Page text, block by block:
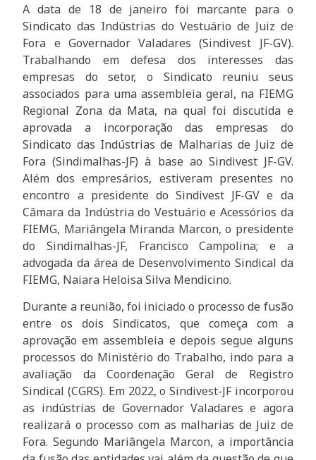
A data de 18 de janeiro foi marcante para o
Sindicato das Indústrias do Vestuário de Juiz de
Fora e Governador Valadares (Sindivest JF-GV).
Trabalhando em defesa dos interesses das
empresas do setor, o Sindicato reuniu seus
associados para uma assembleia geral, na FIEMG
Regional Zona da Mata, na qual foi discutida e
aprovada a incorporação das empresas do
Sindicato das Indústrias de Malharias de Juiz de
Fora (Sindimalhas-JF) à base ao Sindivest JF-GV.
Além dos empresários, estiveram presentes no
encontro a presidente do Sindivest JF-GV e da
Câmara da Indústria do Vestuário e Acessórios da
FIEMG, Mariângela Miranda Marcon, o presidente
do Sindimalhas-JF, Francisco Campolina; e a
advogada da área de Desenvolvimento Sindical da
FIEMG, Naiara Heloisa Silva Mendicino.
Durante a reunião, foi iniciado o processo de fusão
entre os dois Sindicatos, que começa com a
aprovação em assembleia e depois segue alguns
processos do Ministério do Trabalho, indo para a
avaliação da Coordenação Geral de Registro
Sindical (CGRS). Em 2022, o Sindivest-JF incorporou
as indústrias de Governador Valadares e agora
realizará o processo com as malharias de Juiz de
Fora. Segundo Mariângela Marcon, a importância